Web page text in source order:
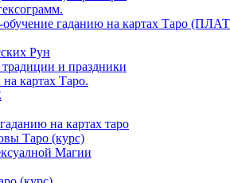
обучение гаданию на картах Таро
Рун
и праздники
картах Таро.
на картах таро
Таро (курс)
Магии